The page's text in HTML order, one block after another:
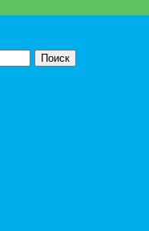
Поиск